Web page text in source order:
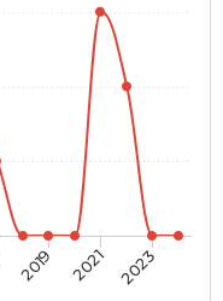
2019 2021 2023